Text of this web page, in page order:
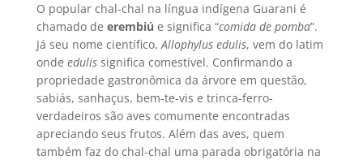
O popular chal-chal na língua indígena Guarani é
chamado de erembiú e significa “comida de pomba”.
Já seu nome científico,Allophylus edulis, vem do latim
onde edulissignifica comestível. Confirmando a
propriedade gastronômica da árvore em questão,
sabiás, sanhaçus, bem-te-vis e trinca-ferro-
verdadeiros são aves comumente encontradas
apreciando seus frutos. Além das aves, quem
também faz do chal-chal uma parada obrigatória na